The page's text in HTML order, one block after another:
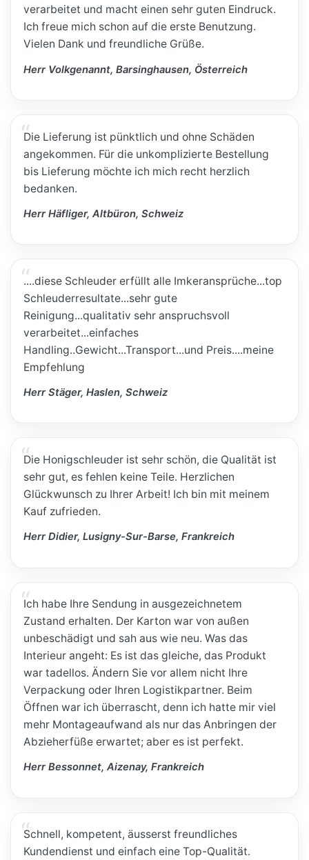
verarbeitet und macht einen sehr guten Eindruck.
Ich freue mich schon auf die erste Benutzung.
Vielen Dank und freundliche Grüße.
Herr Volkgenannt, Barsinghausen, Österreich
Die Lieferung ist pünktlich und ohne Schäden
angekommen. Für die unkomplizierte Bestellung
bis Lieferung möchte ich mich recht herzlich
bedanken.
Herr Häfliger, Altbüron, Schweiz
....diese Schleuder erfüllt alle Imkeransprüche...top
Schleuderresultate...sehr gute
Reinigung...qualitativ sehr anspruchsvoll
verarbeitet...einfaches
Handling..Gewicht...Transport...und Preis....meine
Empfehlung
Herr Stäger, Haslen, Schweiz
Die Honigschleuder ist sehr schön, die Qualität ist
sehr gut, es fehlen keine Teile. Herzlichen
Glückwunsch zu Ihrer Arbeit! Ich bin mit meinem
Kauf zufrieden.
Herr Didier, Lusigny-Sur-Barse, Frankreich
Ich habe Ihre Sendung in ausgezeichnetem
Zustand erhalten. Der Karton war von außen
unbeschädigt und sah aus wie neu. Was das
Interieur angeht: Es ist das gleiche, das Produkt
war tadellos. Ändern Sie vor allem nicht Ihre
Verpackung oder Ihren Logistikpartner. Beim
Öffnen war ich überrascht, denn ich hatte mir viel
mehr Montageaufwand als nur das Anbringen der
Abzieherfüße erwartet; aber es ist perfekt.
Herr Bessonnet, Aizenay, Frankreich
Schnell, kompetent, äusserst freundliches
Kundendienst und einfach eine Top-Qualität.